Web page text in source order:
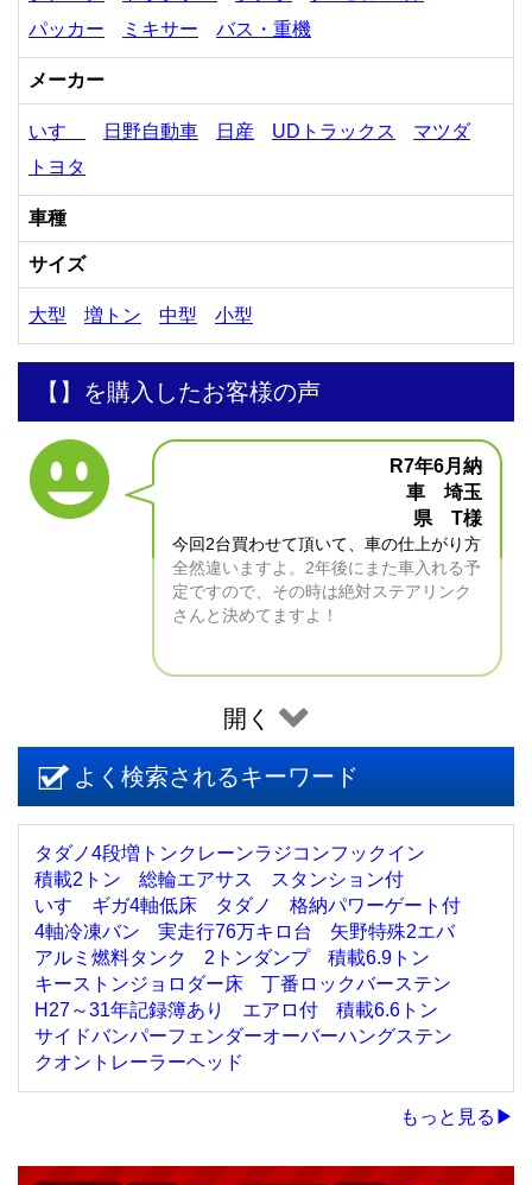
パッカー
ミキサー バス・重機
メーカー
いすゞ 日野自動車 日産 UDトラックス
マツダ
トヨタ
車種
サイズ
大型 増トン 中型 小型
【】を購入したお客様の声
R7年6月納
車 埼玉
県 T様
今回2台買わせて頂いて、車の仕上がり方
全然違いますよ。2年後にまた車入れる予
定ですので、その時は絶対ステアリンク
さんと決めてますよ！
開く
よく検索されるキーワード
タダノ4段増トンクレーンラジコンフックイン
積載2トン
総輪エアサス
スタンション付
いすゞギガ4軸低床
タダノ
格納パワーゲート付
4軸冷凍バン
実走行76万キロ台
矢野特殊2エバ
アルミ燃料タンク
2トンダンプ
積載6.9トン
キーストンジョロダー床
丁番ロックバーステン
H27～31年記録簿あり
エアロ付
積載6.6トン
サイドバンパーフェンダーオーバーハングステン
クオントレーラーヘッド
もっと見る▶